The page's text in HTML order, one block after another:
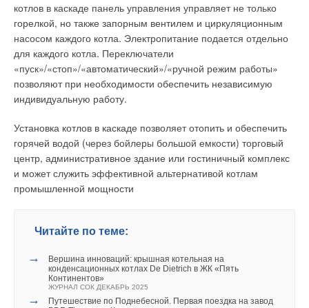
котлов в каскаде панель управления управляет не только
горелкой, но также запорным вентилем и циркуляционным
насосом каждого котла. Электропитание подается отдельно
для каждого котла. Переключатели
«пуск»/«стоп»/«автоматический»/«ручной режим работы»
позволяют при необходимости обеспечить независимую
индивидуальную работу.
Установка котлов в каскаде позволяет отопить и обеспечить
горячей водой (через бойлеры большой емкости) торговый
центр, административное здание или гостиничный комплекс
и может служить эффективной альтернативой котлам
промышленной мощности
Читайте по теме:
→
Вершина инноваций: крышная котельная на
конденсационных котлах De Dietrich в ЖК «Пять
Континентов»
ЖУРНАЛ СОК ДЕКАБРЬ 2025
→
Путешествие по Поднебесной. Первая поездка на завод
Философия
В чем секрет успеха компании Testo? Философия компании
наиболее удачно отражена в ее слогане. «Посвящая себя
будущему»— это не просто рекламный слоган. Это принцип,
по которому компания строит свое развитие. Независимо от
того, насколько меняется экономическая ситуация и какие
смотрит в будущее с завидным оптимизмом.
Посвящать себя будущему означает уже сегодня делать то,
что сделает наше будущее лучше. Это ставка на
долгосрочные взаимоотношения с клиентами, сотрудниками,
реальностью завтрашнего дня. Это желание сделать
энергосбережения, качества жизни, качества продуктов.
Отрасли, в которых применяются приборы Testo, настолько
Добавить комментарий
Ваше имя *
Ваш E-mail *
Текст комментария